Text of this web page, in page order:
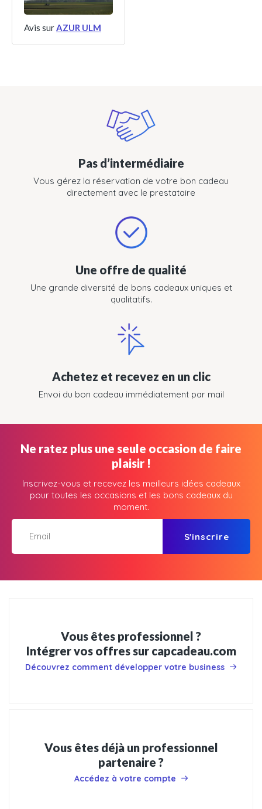
Avis surAZUR ULM
Pas d’intermédiaire
Vous gérez la réservation de votre bon cadeau
directement avec le prestataire
Une offre de qualité
Une grande diversité de bons cadeaux uniques et
qualitatifs.
Achetez et recevez en un clic
Envoi du bon cadeau immédiatement par mail
Ne ratez plus une seule occasion de faire
plaisir !
Inscrivez-vous et recevez les meilleurs idées cadeaux
pour toutes les occasions et les bons cadeaux du
moment.
S'inscrire
Vous êtes professionnel ?
Intégrer vos offres sur capcadeau.com
Découvrez comment développer votre business
Vous êtes déjà un professionnel
partenaire ?
Accédez à votre compte